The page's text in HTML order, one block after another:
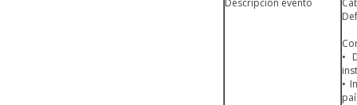
Descripción evento
•
•